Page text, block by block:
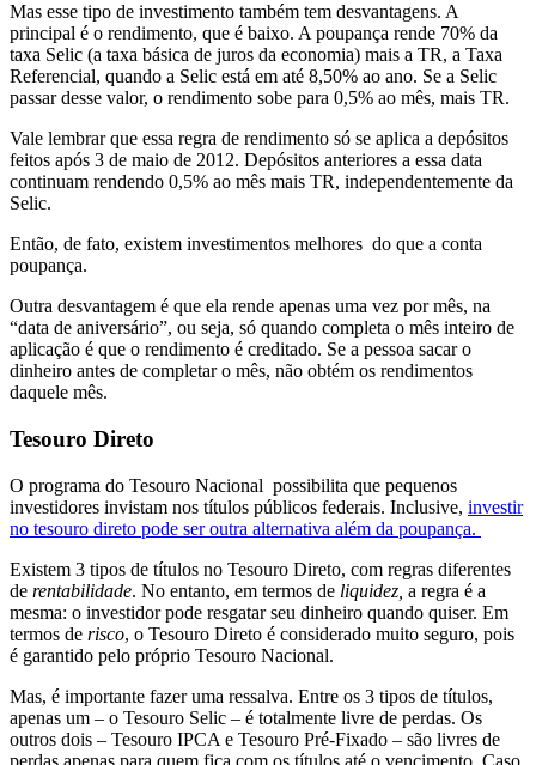
Mas esse tipo de investimento também tem desvantagens. A
principal é o rendimento, que é baixo. A poupança rende 70% da
taxa Selic (a taxa básica de juros da economia) mais a TR, a Taxa
Referencial, quando a Selic está em até 8,50% ao ano. Se a Selic
passar desse valor, o rendimento sobe para 0,5% ao mês, mais TR.
Vale lembrar que essa regra de rendimento só se aplica a depósitos
feitos após 3 de maio de 2012. Depósitos anteriores a essa data
continuam rendendo 0,5% ao mês mais TR, independentemente da
Selic.
Então, de fato, existem investimentos melhores do que a conta
poupança.
Outra desvantagem é que ela rende apenas uma vez por mês, na
“data de aniversário”, ou seja, só quando completa o mês inteiro de
aplicação é que o rendimento é creditado. Se a pessoa sacar o
dinheiro antes de completar o mês, não obtém os rendimentos
daquele mês.
Tesouro Direto
O programa do Tesouro Nacional possibilita que pequenos
investidores invistam nos títulos públicos federais. Inclusive, investir
no tesouro direto pode ser outra alternativa além da poupança.
Existem 3 tipos de títulos no Tesouro Direto, com regras diferentes
de rentabilidade. No entanto, em termos de liquidez, a regra é a
mesma: o investidor pode resgatar seu dinheiro quando quiser. Em
termos de risco, o Tesouro Direto é considerado muito seguro, pois
é garantido pelo próprio Tesouro Nacional.
Mas, é importante fazer uma ressalva. Entre os 3 tipos de títulos,
apenas um – o Tesouro Selic – é totalmente livre de perdas. Os
outros dois – Tesouro IPCA e Tesouro Pré-Fixado – são livres de
perdas apenas para quem fica com os títulos até o vencimento. Caso